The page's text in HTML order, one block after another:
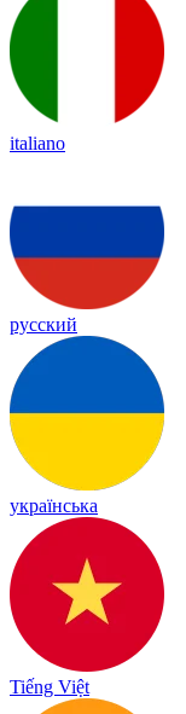
italiano
русский
українська
Tiếng Việt